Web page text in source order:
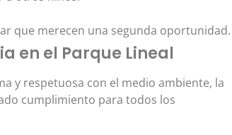
que merecen una segunda oportunidad.
en el Parque Lineal
y respetuosa con el medio ambiente, la
cumplimiento para todos los